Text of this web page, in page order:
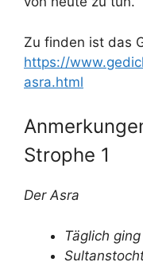
Zu finden ist das
https://
asra.html
Strophe 1
Der Asra
Täglich